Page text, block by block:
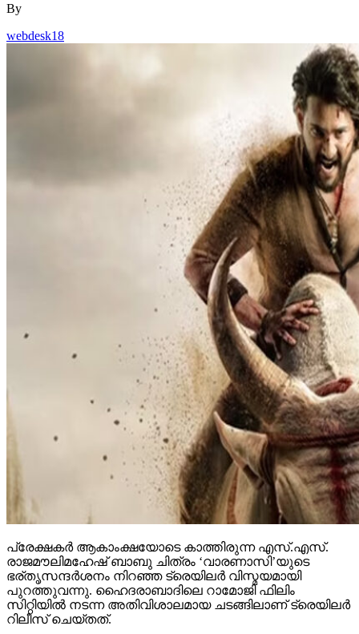
By
webdesk18
പ്രേക്ഷകര്‍ ആകാംക്ഷയോടെ കാത്തിരുന്ന എസ്.എസ്.
രാജമൗലിമഹേഷ് ബാബു ചിത്രം ‘വാരണാസി’യുടെ
ഭര്തൃസന്ദര്‍ശനം നിറഞ്ഞ ട്രെയിലര്‍ വിസ്മയമായി
പുറത്തുവന്നു. ഹൈദരാബാദിലെ റാമോജി ഫിലിം
സിറ്റിയില്‍ നടന്ന അതിവിശാലമായ ചടങ്ങിലാണ് ട്രെയിലര്‍
റിലീസ് ചെയ്തത്.